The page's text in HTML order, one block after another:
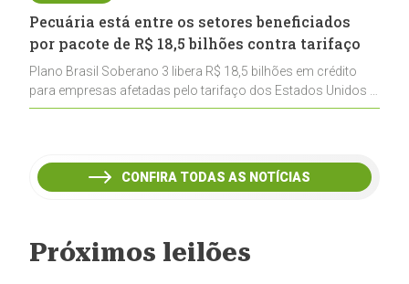
Pecuária está entre os setores beneficiados
por pacote de R$ 18,5 bilhões contra tarifaço
Plano Brasil Soberano 3 libera R$ 18,5 bilhões em crédito
para empresas afetadas pelo tarifaço dos Estados Unidos e
inclui a pecuária entre os setores estratégicos
CONFIRA TODAS AS NOTÍCIAS
Próximos leilões